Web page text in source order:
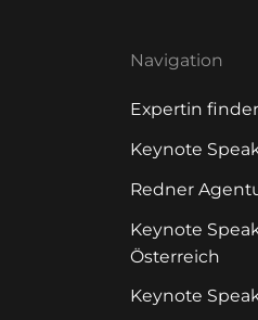
Navigation
Expertin
Keynote
Redner
Keynote
Österreich
Keynote